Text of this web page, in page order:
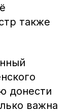
также
донести
важна